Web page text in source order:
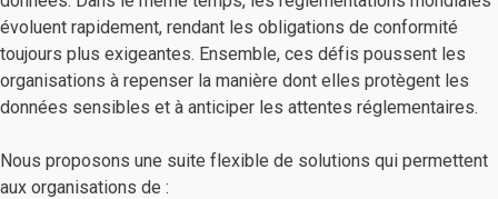
évoluent rapidement, rendant les obligations de conformité
toujours plus exigeantes. Ensemble, ces défis poussent les
organisations à repenser la manière dont elles protègent les
données sensibles et à anticiper les attentes réglementaires.
Nous proposons une suite flexible de solutions qui permettent
aux organisations de :